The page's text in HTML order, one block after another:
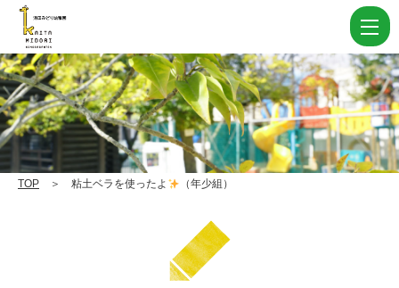
土
ベ
ラ
を
使
TOP ＞ 粘土ベラを使ったよ （年少組）